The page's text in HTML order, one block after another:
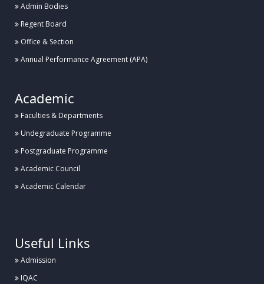
Admin Bodies
Regent Board
Office & Section
Annual Performance Agreement (APA)
Academic
Faculties & Departments
Undegraduate Programme
Postgraduate Programme
Academic Council
Academic Calendar
Useful Links
Admission
IQAC